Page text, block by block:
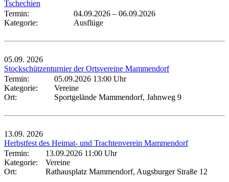
Tschechien
Termin:
04.09.2026 – 06.09.2026
Kategorie:
Ausflüge
05.09. 2026
Stockschützenturnier der Ortsvereine Mammendorf
Termin:
05.09.2026 13:00 Uhr
Kategorie:
Vereine
Ort:
Sportgelände Mammendorf, Jahnweg 9
13.09. 2026
Herbstfest des Heimat- und Trachtenverein Mammendorf
Termin:
13.09.2026 11:00 Uhr
Kategorie:
Vereine
Ort:
Rathausplatz Mammendorf, Augsburger Straße 12